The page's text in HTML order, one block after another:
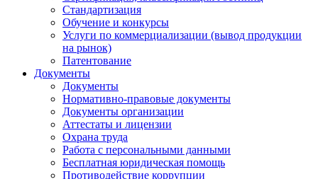
Стандартизация
Обучение и конкурсы
Услуги по коммерциализации (вывод продукции
на рынок)
Патентование
Документы
Документы
Нормативно-правовые документы
Документы организации
Аттестаты и лицензии
Охрана труда
Работа с персональными данными
Бесплатная юридическая помощь
Противодействие коррупции